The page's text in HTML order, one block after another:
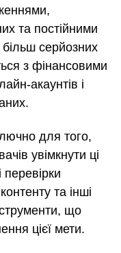
та постійними
серйозних
з фінансовими
акаунтів і
для того,
увімкнути ці
та інші
що
цієї мети.